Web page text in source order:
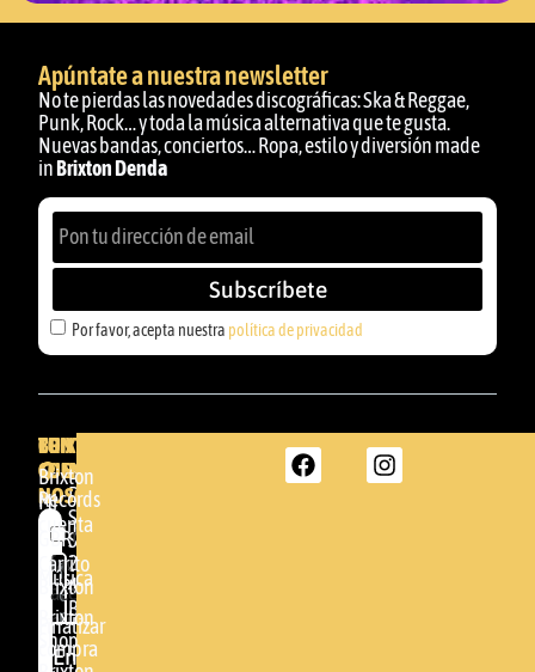
Apúntate a nuestra newsletter
No te pierdas las novedades discográficas: Ska & Reggae,
Punk, Rock… y toda la música alternativa que te gusta.
Nuevas bandas, conciertos… Ropa, estilo y diversión made
in Brixton Denda
Por favor, acepta nuestra política de privacidad
Subscríbete
BRIXTON
DENDA -
SHOP
Somera
24
48005 -
BILBAO
(+34)
BRIXTON
Brixton
Records
GBR
Música
Brixton
Shop
TU
CUENTA
Mi
cuenta
Carrito
Brixton
Finalizar
compra
CONTACTA
CON
NOSOTROS
Por
favor,
acepta
nuestra
política de
Enviar